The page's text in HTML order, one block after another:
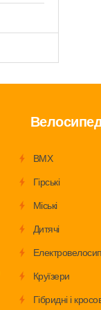
BMX
Гірські
Міські
Дитячі
Круїзери
Гібридні і